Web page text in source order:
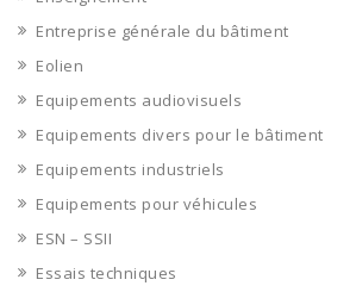
Entreprise générale du bâtiment
Eolien
Equipements audiovisuels
Equipements divers pour le bâtiment
Equipements industriels
Equipements pour véhicules
ESN – SSII
Essais techniques